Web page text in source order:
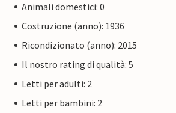
Animali domestici: 0
Costruzione (anno): 1936
Ricondizionato (anno): 2015
Il nostro rating di qualità: 5
Letti per adulti: 2
Letti per bambini: 2